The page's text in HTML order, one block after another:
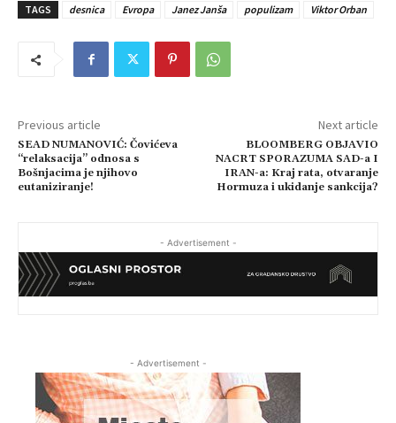
TAGS desnica Evropa Janez Janša populizam Viktor Orban
Previous article
SEAD NUMANOVIĆ: Čovićeva
“relaksacija” odnosa s
Bošnjacima je njihovo
eutaniziranje!
Next article
BLOOMBERG OBJAVIO
NACRT SPORAZUMA SAD-a I
IRAN-a: Kraj rata, otvaranje
Hormuza i ukidanje sankcija?
- Advertisement -
- Advertisement -